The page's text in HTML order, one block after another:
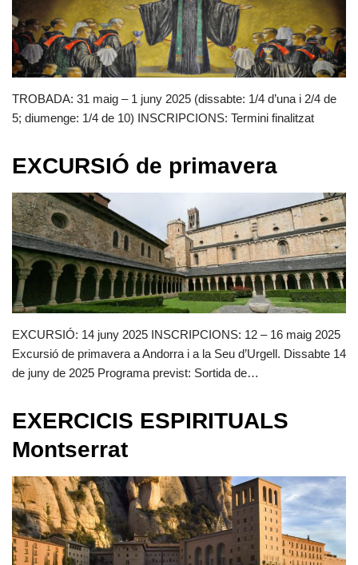
TROBADA: 31 maig – 1 juny 2025 (dissabte: 1/4 d’una i 2/4 de
5; diumenge: 1/4 de 10) INSCRIPCIONS: Termini finalitzat
EXCURSIÓ de primavera
EXCURSIÓ: 14 juny 2025 INSCRIPCIONS: 12 – 16 maig 2025
Excursió de primavera a Andorra i a la Seu d’Urgell. Dissabte 14
de juny de 2025 Programa previst: Sortida de…
EXERCICIS ESPIRITUALS
Montserrat